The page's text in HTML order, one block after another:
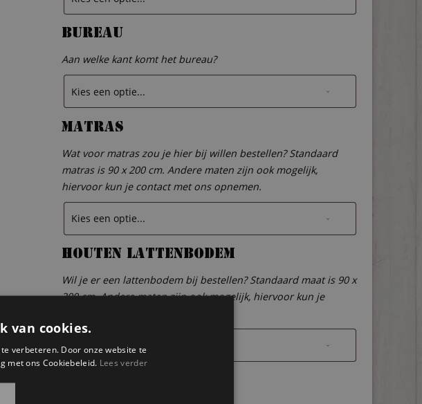
Bureau
Aan welke kant komt het bureau?
Matras
Wat voor matras zou je hier bij willen bestellen? Standaard
matras is 90 x 200 cm. Andere maten zijn ook mogelijk,
hiervoor kun je contact met ons opnemen.
Houten lattenbodem
Wil je er een lattenbodem bij bestellen? Standaard maat is 90 x
200 cm. Andere maten zijn ook mogelijk, hiervoor kun je
van cookies.
verbeteren. Door onze website te
met ons Cookiebeleid. Lees verder